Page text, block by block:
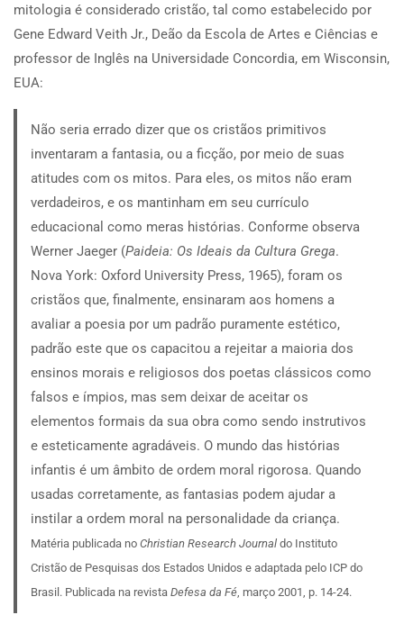
mitologia é considerado cristão, tal como estabelecido por
Gene Edward Veith Jr., Deão da Escola de Artes e Ciências e
professor de Inglês na Universidade Concordia, em Wisconsin,
EUA:
Não seria errado dizer que os cristãos primitivos
inventaram a fantasia, ou a ficção, por meio de suas
atitudes com os mitos. Para eles, os mitos não eram
verdadeiros, e os mantinham em seu currículo
educacional como meras histórias. Conforme observa
Werner Jaeger (Paideia: Os Ideais da Cultura Grega.
Nova York: Oxford University Press, 1965), foram os
cristãos que, finalmente, ensinaram aos homens a
avaliar a poesia por um padrão puramente estético,
padrão este que os capacitou a rejeitar a maioria dos
ensinos morais e religiosos dos poetas clássicos como
falsos e ímpios, mas sem deixar de aceitar os
elementos formais da sua obra como sendo instrutivos
e esteticamente agradáveis. O mundo das histórias
infantis é um âmbito de ordem moral rigorosa. Quando
usadas corretamente, as fantasias podem ajudar a
instilar a ordem moral na personalidade da criança.
Matéria publicada no Christian Research Journaldo Instituto
Cristão de Pesquisas dos Estados Unidos e adaptada pelo ICP do
Brasil. Publicada na revista Defesa da Fé, março 2001, p. 14-24.